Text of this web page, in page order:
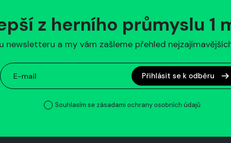
z herního průmyslu 1
newsletteru a my vám zašleme přehled
Přihlásit se k odběru
Souhlasím se zásadami ochrany osobních údajů